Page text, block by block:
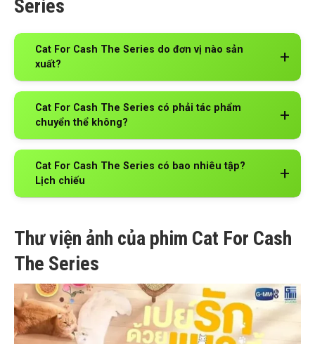
Series
Cat For Cash The Series do đơn vị nào sản
xuất?
Cat For Cash The Series có phải tác phẩm
chuyển thể không?
Cat For Cash The Series có bao nhiêu tập?
Lịch chiếu
Thư viện ảnh của phim Cat For Cash
The Series